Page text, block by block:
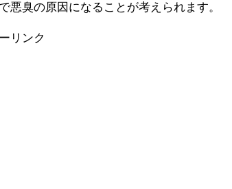
悪臭の原因になることが考えられます。
リンク